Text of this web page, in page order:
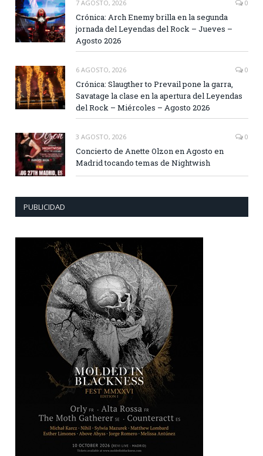
7 AGOSTO, 2026 0
Crónica: Arch Enemy brilla en la segunda
jornada del Leyendas del Rock – Jueves –
Agosto 2026
6 AGOSTO, 2026 0
Crónica: Slaugther to Prevail pone la garra,
Savatage la clase en la apertura del Leyendas
del Rock – Miércoles – Agosto 2026
3 AGOSTO, 2026 0
Concierto de Anette Olzon en Agosto en
Madrid tocando temas de Nightwish
PUBLICIDAD